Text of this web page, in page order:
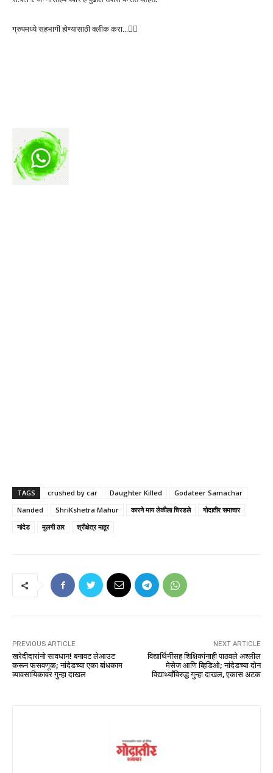
ग्रुपमध्ये सहभागी होण्यासाठी क्लीक करा…👆🏻
TAGS crushed by car Daughter Killed
Godateer Samachar
Nanded
ShriKshetra Mahur कारने माय लेकीला चिरडले
गोदातीर समाचार
नांदेड
मुलगी ठार श्रीक्षेत्र माहूर
PREVIOUS ARTICLE
खरेदीदारांनो सावधान! बनावट लेआउट
करून फसवणूक; नांदेडच्या एका बांधकाम
व्यावसायिकावर गुन्हा दाखल
NEXT ARTICLE
विद्यार्थिनींसह शिक्षिकांनाही पाठवले अश्लील
मेसेज आणि व्हिडिओ; नांदेडच्या दोन
विद्यार्थ्यांविरुद्ध गुन्हा दाखल, एकास अटक